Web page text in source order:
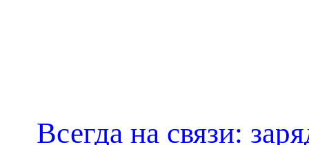
Всегда на связи: